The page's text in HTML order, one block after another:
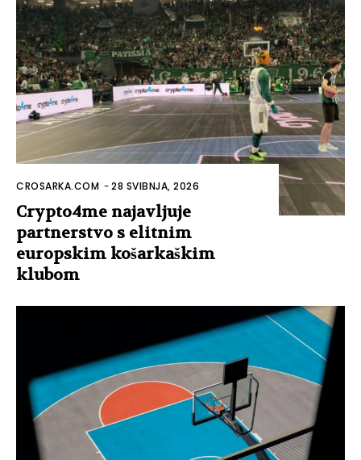
CROSARKA.COM -28 SVIBNJA, 2026
Crypto4me najavljuje
partnerstvo s elitnim
europskim košarkaškim
klubom